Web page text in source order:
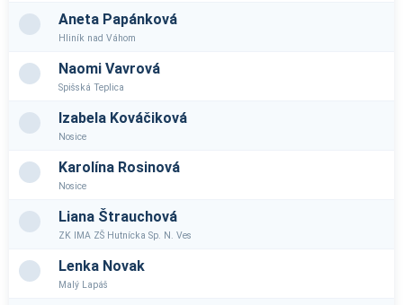
Aneta Papánková
Hliník nad Váhom
Naomi Vavrová
Spišská Teplica
Izabela Kováčiková
Nosice
Karolína Rosinová
Nosice
Liana Štrauchová
ZK IMA ZŠ Hutnícka Sp. N. Ves
Lenka Novak
Malý Lapáš